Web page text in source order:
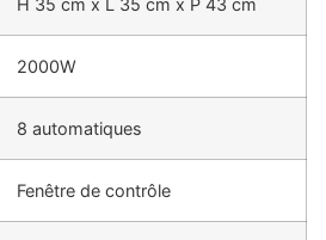
H 35 cm x L 35 cm x P 43 cm
2000W
8 automatiques
Fenêtre de contrôle